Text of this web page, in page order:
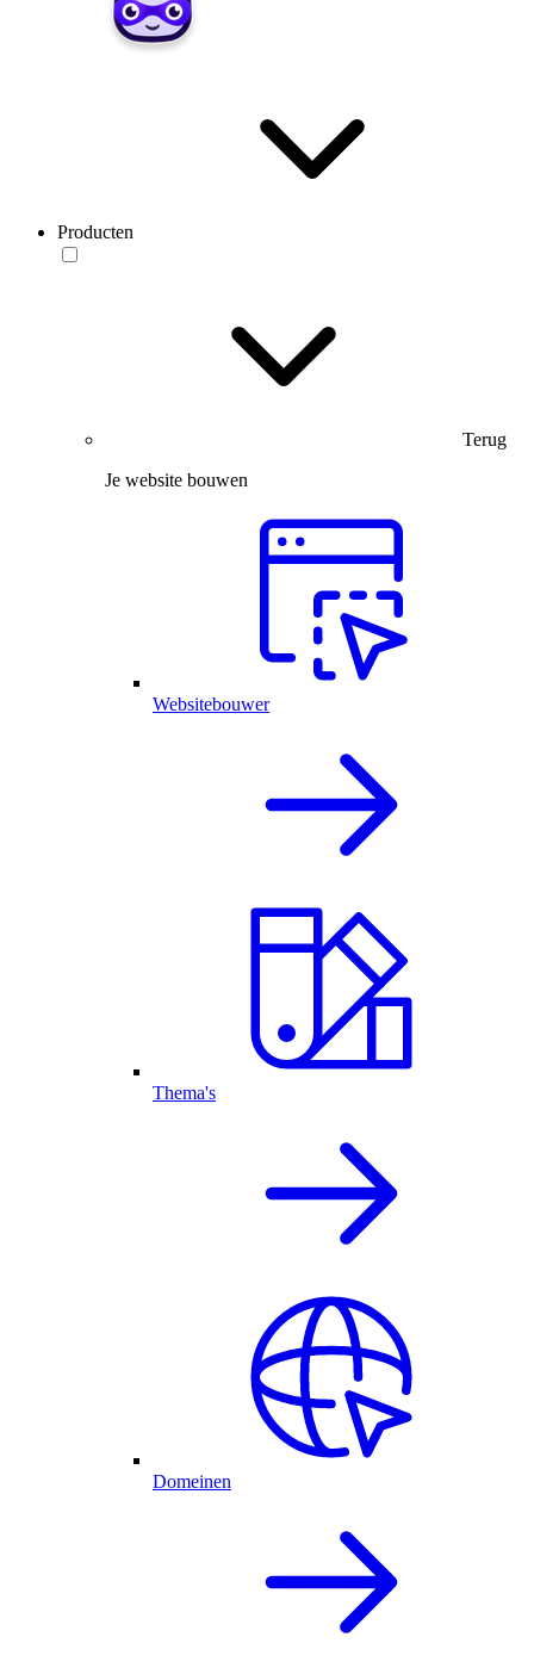
Producten
Terug
Je website bouwen
Websitebouwer
Thema's
Domeinen